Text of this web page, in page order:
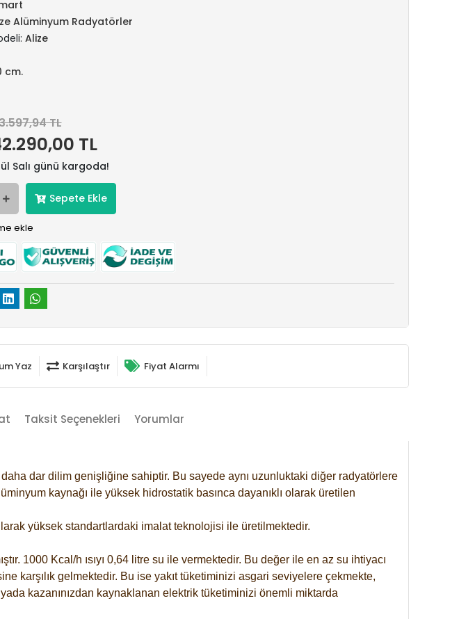
Alüminyum Radyatörler
Alize
cm.
TL
TL
Salı günü kargoda!
Sepete Ekle
ekle
Yaz Karşılaştır Fiyat Alarmı
Taksit Seçenekleri Yorumlar
dar dilim genişliğine sahiptir. Bu sayede aynı uzunluktaki diğer radyatörlere
kaynağı ile yüksek hidrostatik basınca dayanıklı olarak üretilen
yüksek standartlardaki imalat teknolojisi ile üretilmektedir.
1000 Kcal/h ısıyı 0,64 litre su ile vermektedir. Bu değer ile en az su ihtiyacı
karşılık gelmektedir. Bu ise yakıt tüketiminizi asgari seviyelere çekmekte,
yada kazanınızdan kaynaklanan elektrik tüketiminizi önemli miktarda